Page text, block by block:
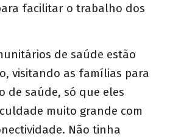
facilitar o trabalho dos
de saúde estão
visitando as famílias para
de saúde, só que eles
muito grande com
Não tinha